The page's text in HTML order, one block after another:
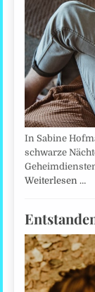
In Sabine
schwarze
Weiterlesen …